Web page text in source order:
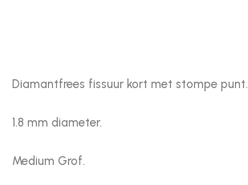
Diamantfrees fissuur kort met stompe punt.
1.8 mm diameter.
Medium Grof.